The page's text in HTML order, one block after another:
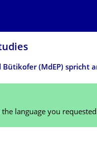
language you